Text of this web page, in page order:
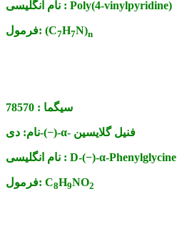
نام انگلیسی : Poly(4-vinylpyridine)
فرمول: (C7H7N)n
سیگما : 78570
نام: دی-(−)-α- فنیل گلایسین
نام انگلیسی : D-(−)-α-Phenylglycine
فرمول: C8H9NO2